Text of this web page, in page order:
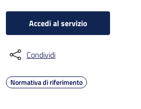
Accedi al servizio
Condividi
Normativa di riferimento